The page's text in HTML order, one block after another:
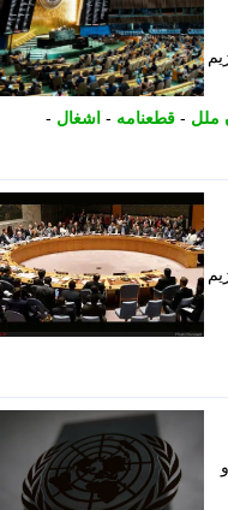
ملل - قطعنامه - اشغال -